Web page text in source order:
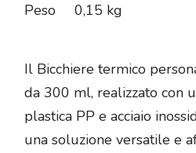
Peso
0,15 kg
Il Bicchiere termico
da 300 ml, realizzato con
plastica PP e acciaio
una soluzione versatile e